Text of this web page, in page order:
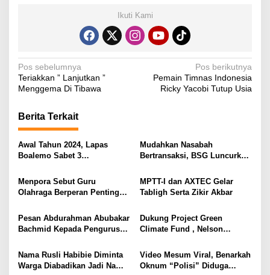
Ikuti Kami
N
a
i
g
a
i
o
Pos sebelumnya
Teriakkan ” Lanjutkan ”
Menggema Di Tibawa
Pos berikutnya
Pemain Timnas Indonesia
Ricky Yacobi Tutup Usia
Berita Terkait
Awal Tahun 2024, Lapas
Boalemo Sabet 3
Kanwil Kemenkumham
Gorontalo
Mudahkan Nasabah
Bertransaksi, BSG Luncurkan
Menpora Sebut Guru
Olahraga Berperan Penting
MPTT-I dan AXTEC Gelar
Tabligh Serta Zikir Akbar
Pesan Abdurahman Abubakar
Bachmid Kepada Pengurus
Dukung Project Green
Climate Fund , Nelson
Partnership
Nama Rusli Habibie Diminta
Warga Diabadikan Jadi Nama
Video Mesum Viral, Benarkah
Oknum “Polisi” Diduga